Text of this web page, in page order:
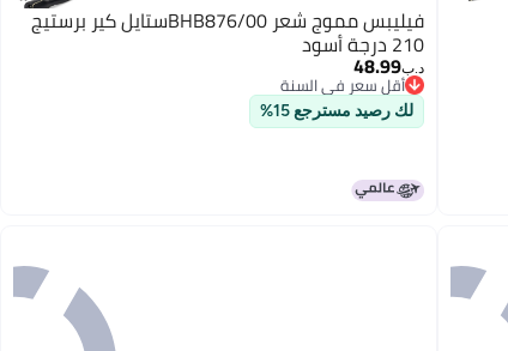
فيليبس مموج شعر BHB876/00ستايل كير برستيج
210 درجة أسود
د.ب‏48.99
أقل سعر في السنة
أقل سعر في السنة
لك رصيد مسترجع 15%